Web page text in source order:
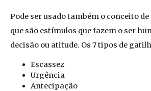
Pode ser usado também o conceito
que são estímulos que fazem o ser
decisão ou atitude. Os 7 tipos de
Escassez
Urgência
Antecipação